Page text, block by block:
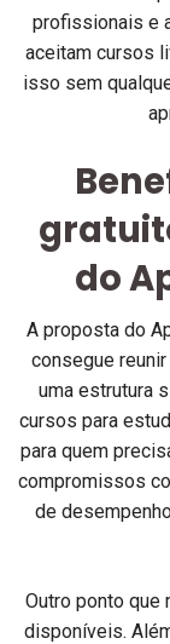
profissionais e
aceitam cursos
isso sem
do
A proposta do
consegue
uma estrutura
cursos para
para quem
compromissos
de
Outro ponto que
disponíveis.